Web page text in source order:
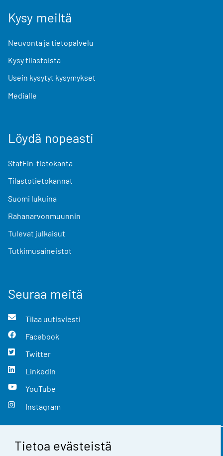
Tietoa evästeistä
Kysy meiltä
Neuvonta ja tietopalvelu
Kysy tilastoista
Usein kysytyt kysymykset
Medialle
Löydä nopeasti
StatFin-tietokanta
Tilastotietokannat
Suomi lukuina
Rahanarvonmuunnin
Tulevat julkaisut
Tutkimusaineistot
Seuraa meitä
Tilaa uutisviesti
Facebook
Twitter
LinkedIn
YouTube
Instagram
Yhteystiedot